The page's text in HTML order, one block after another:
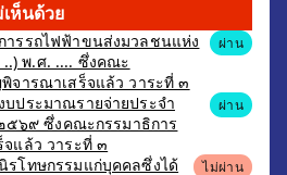
ห็นด้วย
รรถไฟฟ้าขนส่งมวลชนแห่ง
พ.ศ. .... ซึ่งคณะ
จารณาเสร็จแล้ว วาระที่ ๓
ผ่าน
ประมาณรายจ่ายประจำ
๖๙ ซึ่งคณะกรรมาธิการ
แล้ว วาระที่ ๓
ผ่าน
โทษกรรมแก่บุคคลซึ่งได้
ไม่ผ่าน